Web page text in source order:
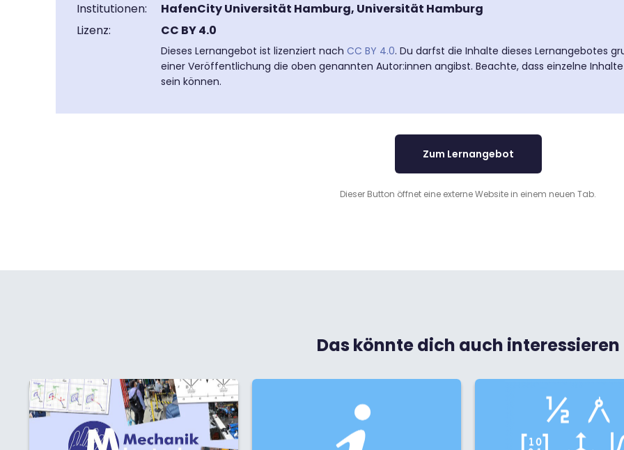
Institutionen:
HafenCity Universität Hamburg, Universität Hamburg
Lizenz:
CC BY 4.0
Dieses Lernangebot ist lizenziert nach CC BY 4.0. Du darfst die Inhalte dieses Lernangebotes
einer Veröffentlichung die oben genannten Autor:innen angibst. Beachte, dass einzelne
sein können.
Zum Lernangebot
Dieser Button öffnet eine externe Website in einem neuen Tab.
Das könnte dich auch interessieren